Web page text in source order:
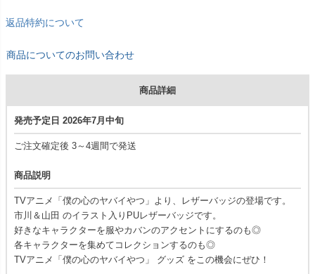
返品特約について
商品についてのお問い合わせ
商品詳細
発売予定日 2026年7月中旬
ご注文確定後 3～4週間で発送
商品説明
TVアニメ「僕の心のヤバイやつ」より、レザーバッジの登場です。
市川＆山田 のイラスト入りPUレザーバッジです。
好きなキャラクターを服やカバンのアクセントにするのも◎
各キャラクターを集めてコレクションするのも◎
TVアニメ「僕の心のヤバイやつ」 グッズ をこの機会にぜひ！